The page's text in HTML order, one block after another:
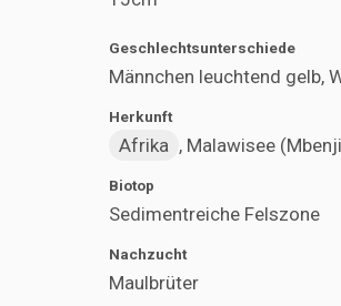
Geschlechtsunterschiede
Männchen leuchtend gelb,
Herkunft
Afrika , Malawisee
Biotop
Sedimentreiche Felszone
Nachzucht
Maulbrüter